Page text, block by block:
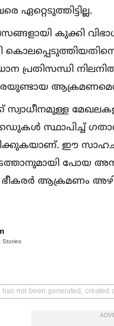
കുക്കി
പ്രതിസന്ധി
സ്ഥാപിച്ച്‌
ഈ
പോയ
ആക്രമണം
Stories
has not been generated,